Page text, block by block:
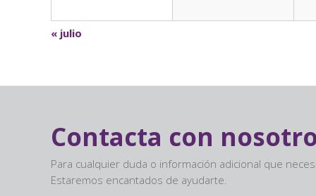
Calendar
Navigation
« julio
Contacta con
Para cualquier duda o información adicional que
Estaremos encantados de ayudarte.